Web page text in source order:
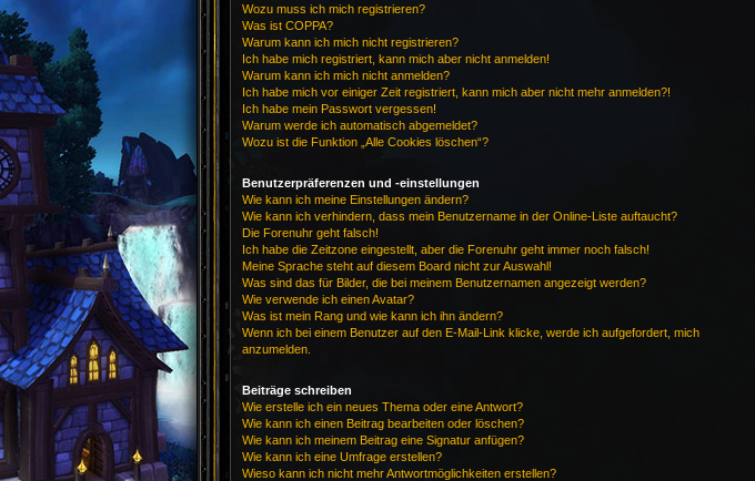
Wozu muss ich mich registrieren?
Was ist COPPA?
Warum kann ich mich nicht registrieren?
Ich habe mich registriert, kann mich aber nicht anmelden!
Warum kann ich mich nicht anmelden?
Ich habe mich vor einiger Zeit registriert, kann mich aber nicht mehr anmelden?!
Ich habe mein Passwort vergessen!
Warum werde ich automatisch abgemeldet?
Wozu ist die Funktion „Alle Cookies löschen“?
Benutzerpräferenzen und -einstellungen
Wie kann ich meine Einstellungen ändern?
Wie kann ich verhindern, dass mein Benutzername in der Online-Liste auftaucht?
Die Forenuhr geht falsch!
Ich habe die Zeitzone eingestellt, aber die Forenuhr geht immer noch falsch!
Meine Sprache steht auf diesem Board nicht zur Auswahl!
Was sind das für Bilder, die bei meinem Benutzernamen angezeigt werden?
Wie verwende ich einen Avatar?
Was ist mein Rang und wie kann ich ihn ändern?
Wenn ich bei einem Benutzer auf den E-Mail-Link klicke, werde ich aufgefordert, mich
anzumelden.
Beiträge schreiben
Wie erstelle ich ein neues Thema oder eine Antwort?
Wie kann ich einen Beitrag bearbeiten oder löschen?
Wie kann ich meinem Beitrag eine Signatur anfügen?
Wie kann ich eine Umfrage erstellen?
Wieso kann ich nicht mehr Antwortmöglichkeiten erstellen?